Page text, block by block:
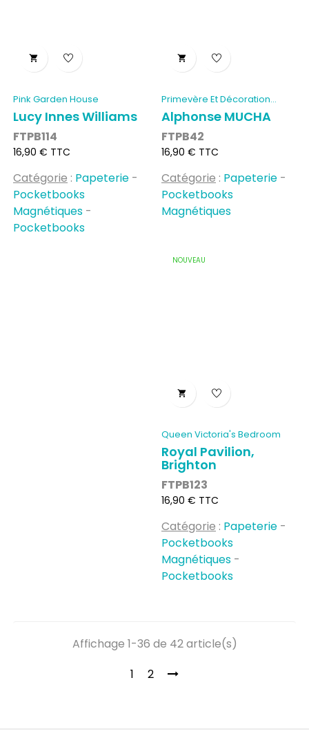

Pink Garden House
Lucy Innes Williams
FTPB114
Prix
16,90 € TTC
Catégorie : Papeterie -
Pocketbooks
Magnétiques -
Pocketbooks

Primevère Et Décoration...
Alphonse MUCHA
FTPB42
Prix
16,90 € TTC
Catégorie : Papeterie -
Pocketbooks
Magnétiques
NOUVEAU

Queen Victoria's Bedroom
Royal Pavilion,
Brighton
FTPB123
Prix
16,90 € TTC
Catégorie : Papeterie -
Pocketbooks
Magnétiques -
Pocketbooks
Affichage 1-36 de 42 article(s)
1
2